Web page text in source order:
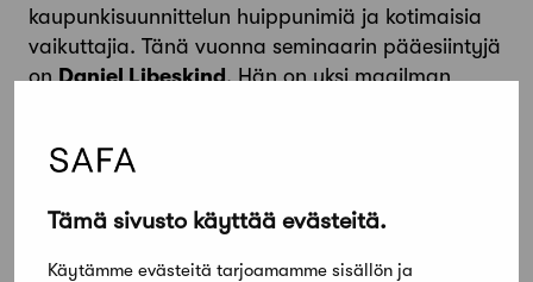
Tämä sivusto käyttää evästeitä.
Käytämme evästeitä tarjoamamme sisällön ja
kaupunkisuunnittelun huippunimiä ja kotimaisia
vaikuttajia. Tänä vuonna seminaarin pääesiintyjä
onDaniel Libeskind. Hän on yksi maailman
arkkitehti.
Ilmoittaudu seminaariin tästä linkistä: